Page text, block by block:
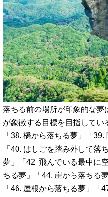
落ちる前の場所が印象的な夢
が象徴する目標を目指して
「38. 橋から落ちる夢」「39.
「40. はしごを踏み外して落
夢」「42. 飛んでいる最中に
ちる夢」「44. 崖から落ちる
「46. 屋根から落ちる夢」「